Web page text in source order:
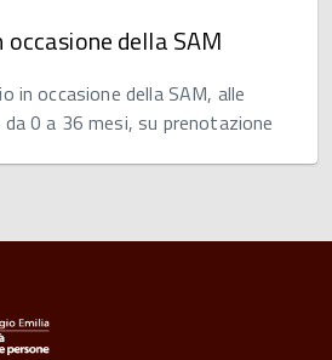
della SAM
in occasione della SAM, alle
0 a 36 mesi, su prenotazione